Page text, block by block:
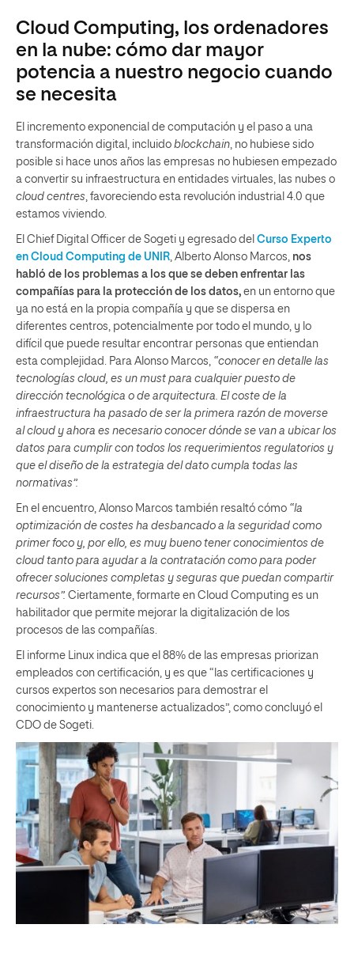
Cloud Computing, los ordenadores
en la nube: cómo dar mayor
potencia a nuestro negocio cuando
se necesita
El incremento exponencial de computación y el paso a una
transformación digital, incluido blockchain, no hubiese sido
posible si hace unos años las empresas no hubiesen empezado
a convertir su infraestructura en entidades virtuales, las nubes o
cloud centres, favoreciendo esta revolución industrial 4.0 que
estamos viviendo.
El Chief Digital Officer de Sogeti y egresado del Curso Experto
en Cloud Computing de UNIR, Alberto Alonso Marcos, nos
habló de los problemas a los que se deben enfrentar las
compañías para la protección de los datos, en un entorno que
ya no está en la propia compañía y que se dispersa en
diferentes centros, potencialmente por todo el mundo, y lo
difícil que puede resultar encontrar personas que entiendan
esta complejidad. Para Alonso Marcos, “conocer en detalle las
tecnologías cloud, es un must para cualquier puesto de
dirección tecnológica o de arquitectura. El coste de la
infraestructura ha pasado de ser la primera razón de moverse
al cloud y ahora es necesario conocer dónde se van a ubicar los
datos para cumplir con todos los requerimientos regulatorios y
que el diseño de la estrategia del dato cumpla todas las
normativas”.
En el encuentro, Alonso Marcos también resaltó cómo “la
optimización de costes ha desbancado a la seguridad como
primer foco y, por ello, es muy bueno tener conocimientos de
cloud tanto para ayudar a la contratación como para poder
ofrecer soluciones completas y seguras que puedan compartir
recursos”. Ciertamente, formarte en Cloud Computing es un
habilitador que permite mejorar la digitalización de los
procesos de las compañías.
El informe Linux indica que el 88% de las empresas priorizan
empleados con certificación, y es que “las certificaciones y
cursos expertos son necesarios para demostrar el
conocimiento y mantenerse actualizados”, como concluyó el
CDO de Sogeti.